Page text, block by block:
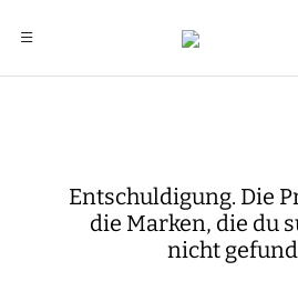
Entschuldigung. Die
die Marken, die du
nicht